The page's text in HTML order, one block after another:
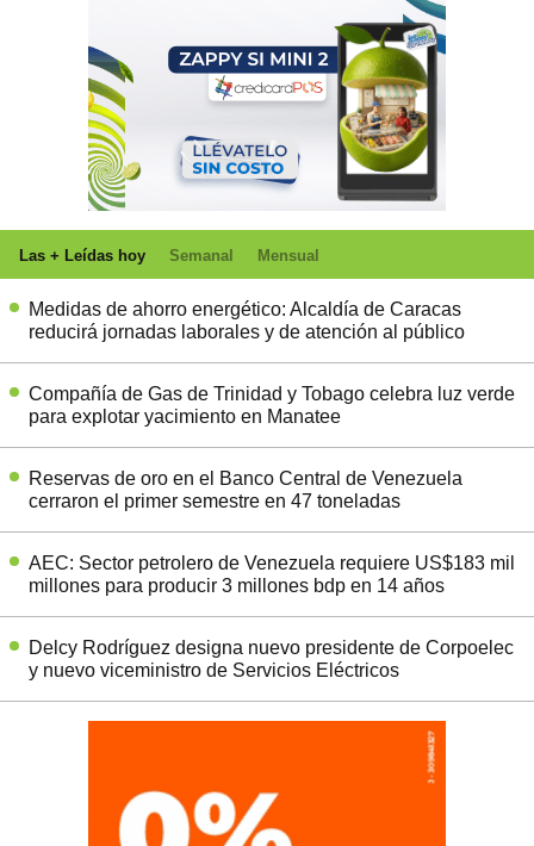
Las + Leídas hoy Semanal Mensual
Medidas de ahorro energético: Alcaldía de Caracas
reducirá jornadas laborales y de atención al público
Compañía de Gas de Trinidad y Tobago celebra luz verde
para explotar yacimiento en Manatee
Reservas de oro en el Banco Central de Venezuela
cerraron el primer semestre en 47 toneladas
AEC: Sector petrolero de Venezuela requiere US$183 mil
millones para producir 3 millones bdp en 14 años
Delcy Rodríguez designa nuevo presidente de Corpoelec
y nuevo viceministro de Servicios Eléctricos